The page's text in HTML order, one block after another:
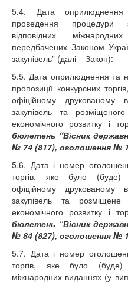
5.4. Дата
проведення процедури
відповідних
передбачених Законом
закупівель” (далі – Закон): -
5.5. Дата оприлюднення та
пропозиції конкурсних
офіційному друкованому
закупівель та
економічного розвитку і
бюлетень “Вісник
№ 74 (817), оголошення №
5.6. Дата і номер
торгів, яке було (буде)
офіційному друкованому
закупівель та розміщене
економічного розвитку і
бюлетень “Вісник
№ 84 (827), оголошення №
5.7. Дата і номер
торгів, яке було (буде)
міжнародних виданнях (у
-